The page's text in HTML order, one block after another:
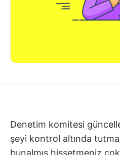
Denetim komitesi
şeyi kontrol altında
bunalmış hissetmeniz